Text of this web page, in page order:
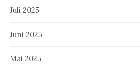
Juli 2025
Juni 2025
Mai 2025